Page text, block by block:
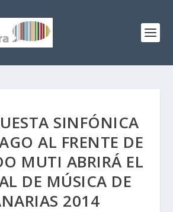
SINFÓNICA
AL FRENTE DE
MUTI ABRIRÁ EL
DE MÚSICA DE
2014